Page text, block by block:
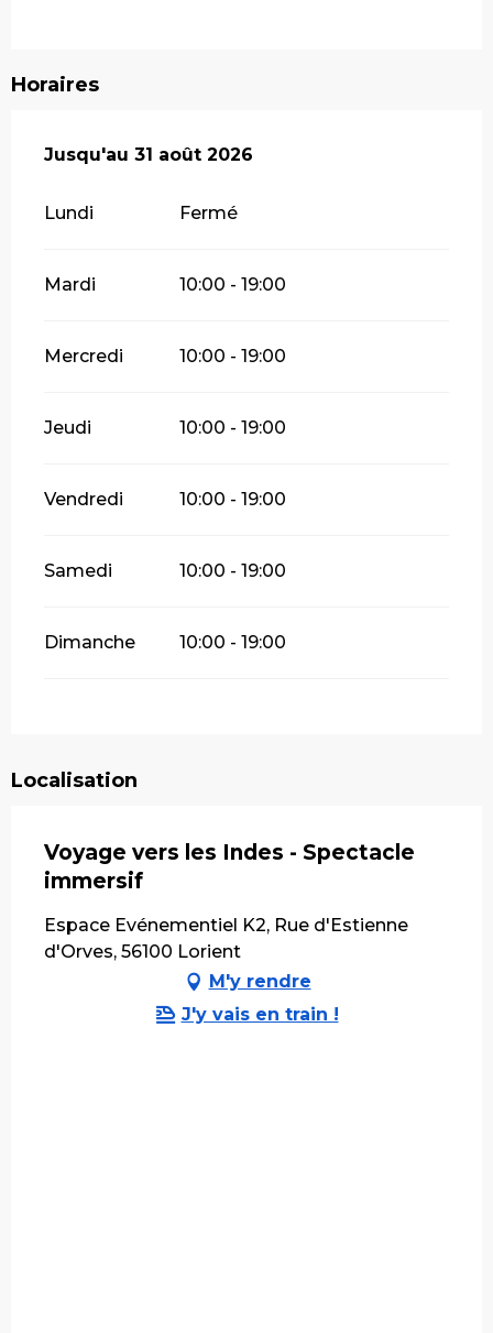
Horaires
Du1 juillet 2026au31 août 2026
Jusqu'au 31 août 2026
Lundi Fermé
Mardi 10:00 - 19:00
Mercredi 10:00 - 19:00
Jeudi 10:00 - 19:00
Vendredi 10:00 - 19:00
Samedi 10:00 - 19:00
Dimanche 10:00 - 19:00
Localisation
Voyage vers les Indes - Spectacle
immersif
Espace Evénementiel K2, Rue d'Estienne
d'Orves, 56100 Lorient
M'y rendre
J'y vais en train !